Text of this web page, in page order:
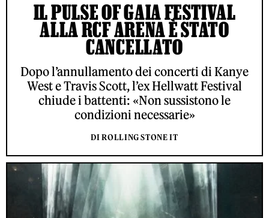
IL PULSE OF GAIA FESTIVAL
ALLA RCF ARENA È STATO
CANCELLATO
Dopo l’annullamento dei concerti di Kanye
West e Travis Scott, l’ex Hellwatt Festival
chiude i battenti: «Non sussistono le
condizioni necessarie»
DI ROLLING STONE IT